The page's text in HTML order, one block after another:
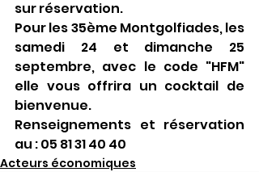
sur réservation.
Pour les 35ème Montgolfiades, les
samedi 24 et dimanche 25
septembre, avec le code "HFM"
elle vous offrira un cocktail de
bienvenue.
Renseignements et réservation
au : 05 81 31 40 40
Acteurs économiques